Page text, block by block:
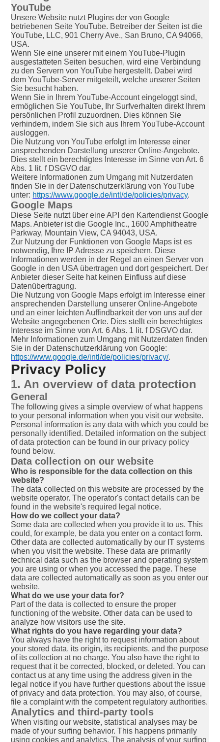
YouTube
Unsere Website nutzt Plugins der von Google
betriebenen Seite YouTube. Betreiber der Seiten ist die
YouTube, LLC, 901 Cherry Ave., San Bruno, CA 94066,
USA.
Wenn Sie eine unserer mit einem YouTube-Plugin
ausgestatteten Seiten besuchen, wird eine Verbindung
zu den Servern von YouTube hergestellt. Dabei wird
dem YouTube-Server mitgeteilt, welche unserer Seiten
Sie besucht haben.
Wenn Sie in Ihrem YouTube-Account eingeloggt sind,
ermöglichen Sie YouTube, Ihr Surfverhalten direkt Ihrem
persönlichen Profil zuzuordnen. Dies können Sie
verhindern, indem Sie sich aus Ihrem YouTube-Account
ausloggen.
Die Nutzung von YouTube erfolgt im Interesse einer
ansprechenden Darstellung unserer Online-Angebote.
Dies stellt ein berechtigtes Interesse im Sinne von Art. 6
Abs. 1 lit. f DSGVO dar.
Weitere Informationen zum Umgang mit Nutzerdaten
finden Sie in der Datenschutzerklärung von YouTube
unter: https://www.google.de/intl/de/policies/privacy.
Google Maps
Diese Seite nutzt über eine API den Kartendienst Google
Maps. Anbieter ist die Google Inc., 1600 Amphitheatre
Parkway, Mountain View, CA 94043, USA.
Zur Nutzung der Funktionen von Google Maps ist es
notwendig, Ihre IP Adresse zu speichern. Diese
Informationen werden in der Regel an einen Server von
Google in den USA übertragen und dort gespeichert. Der
Anbieter dieser Seite hat keinen Einfluss auf diese
Datenübertragung.
Die Nutzung von Google Maps erfolgt im Interesse einer
ansprechenden Darstellung unserer Online-Angebote
und an einer leichten Auffindbarkeit der von uns auf der
Website angegebenen Orte. Dies stellt ein berechtigtes
Interesse im Sinne von Art. 6 Abs. 1 lit. f DSGVO dar.
Mehr Informationen zum Umgang mit Nutzerdaten finden
Sie in der Datenschutzerklärung von Google:
https://www.google.de/intl/de/policies/privacy/.
Privacy Policy
1. An overview of data protection
General
The following gives a simple overview of what happens
to your personal information when you visit our website.
Personal information is any data with which you could be
personally identified. Detailed information on the subject
of data protection can be found in our privacy policy
found below.
Data collection on our website
Who is responsible for the data collection on this
website?
The data collected on this website are processed by the
website operator. The operator's contact details can be
found in the website's required legal notice.
How do we collect your data?
Some data are collected when you provide it to us. This
could, for example, be data you enter on a contact form.
Other data are collected automatically by our IT systems
when you visit the website. These data are primarily
technical data such as the browser and operating system
you are using or when you accessed the page. These
data are collected automatically as soon as you enter our
website.
What do we use your data for?
Part of the data is collected to ensure the proper
functioning of the website. Other data can be used to
analyze how visitors use the site.
What rights do you have regarding your data?
You always have the right to request information about
your stored data, its origin, its recipients, and the purpose
of its collection at no charge. You also have the right to
request that it be corrected, blocked, or deleted. You can
contact us at any time using the address given in the
legal notice if you have further questions about the issue
of privacy and data protection. You may also, of course,
file a complaint with the competent regulatory authorities.
Analytics and third-party tools
When visiting our website, statistical analyses may be
made of your surfing behavior. This happens primarily
using cookies and analytics. The analysis of your surfing